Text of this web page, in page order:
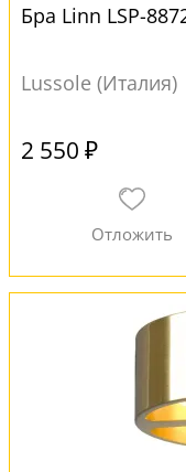
Бра Linn LSP-
Lussole (Италия)
2 550 ₽